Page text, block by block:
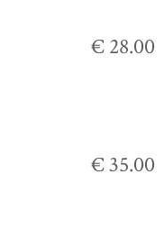
€ 28.00
€ 35.00